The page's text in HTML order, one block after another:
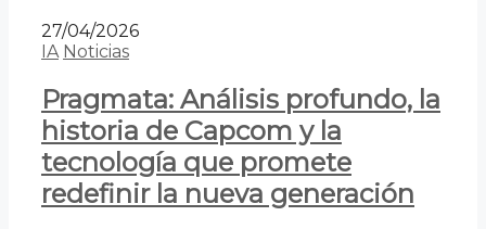
27/04/2026
IA Noticias
Pragmata: Análisis profundo, la
historia de Capcom y la
tecnología que promete
redefinir la nueva generación